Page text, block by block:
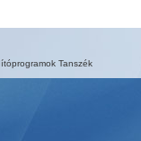
Tanszék